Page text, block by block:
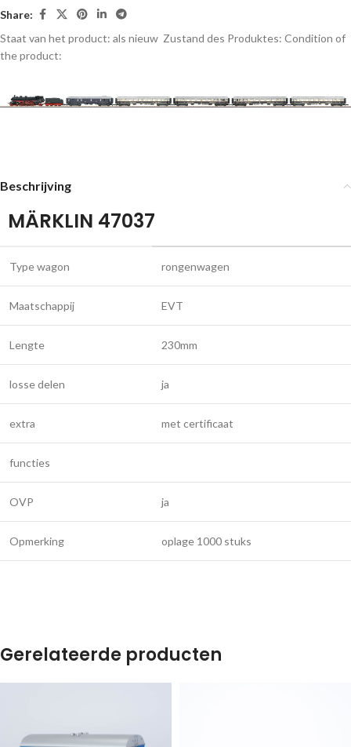
Share:
Staat van het product: als nieuw Zustand des Produktes: Condition of
the product:
Beschrijving
MÄRKLIN 47037
Type wagon rongenwagen
Maatschappij EVT
Lengte 230mm
losse delen ja
extra met certificaat
functies
OVP ja
Opmerking oplage 1000 stuks
Gerelateerde producten